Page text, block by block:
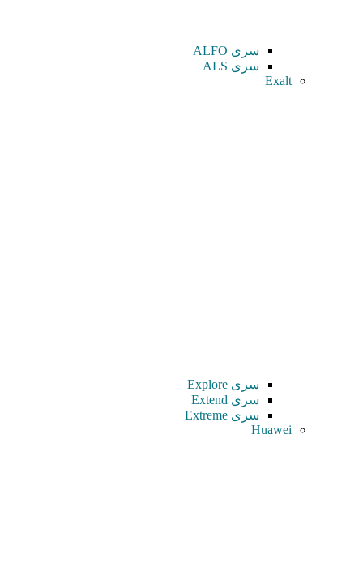
سری ALFO
سری ALS
Exalt
سری Explore
سری Extend
سری Extreme
Huawei